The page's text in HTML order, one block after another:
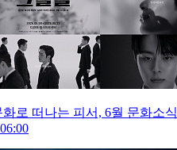
로 떠나는 피서, 6월 문화소식